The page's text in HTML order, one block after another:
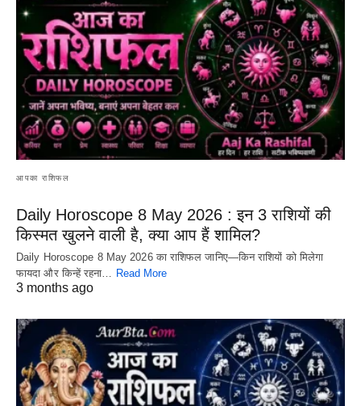
आपका राशिफल
Daily Horoscope 8 May 2026 : इन 3 राशियों की
किस्मत खुलने वाली है, क्या आप हैं शामिल?
Daily Horoscope 8 May 2026 का राशिफल जानिए—किन राशियों को मिलेगा
फायदा और किन्हें रहना… Read More
3 months ago